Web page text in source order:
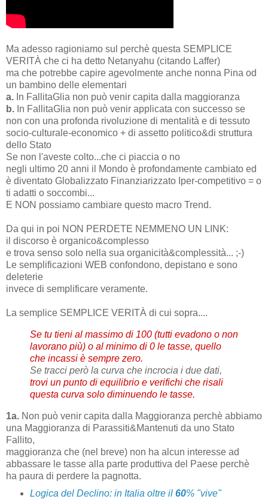
Ma adesso ragioniamo sul perchè questa SEMPLICE
VERITÀ che ci ha detto Netanyahu (citando Laffer)
ma che potrebbe capire agevolmente anche nonna Pina od
un bambino delle elementari
a. In FallitaGlia non può venir capita dalla maggioranza
b. In FallitaGlia non può venir applicata con successo se
non con una profonda rivoluzione di mentalità e di tessuto
socio-culturale-economico + di assetto politico&di struttura
dello Stato
Se non l'aveste colto...che ci piaccia o no
negli ultimo 20 anni il Mondo è profondamente cambiato ed
è diventato Globalizzato Finanziarizzato Iper-competitivo = o
ti adatti o soccombi...
E NON possiamo cambiare questo macro Trend.
Da qui in poi NON PERDETE NEMMENO UN LINK:
il discorso è organico&complesso
e trova senso solo nella sua organicità&complessità... ;-)
Le semplificazioni WEB confondono, depistano e sono
deleterie
invece di semplificare veramente.
La semplice SEMPLICE VERITÀ di cui sopra....
Se tu tieni al massimo di 100 (tutti evadono o non
lavorano più) o al minimo di 0 le tasse, quello
che incassi è sempre zero.
Se tracci però la curva che incrocia i due dati,
trovi un punto di equilibrio e verifichi che risali
questa curva solo diminuendo le tasse.
1a. Non può venir capita dalla Maggioranza perchè abbiamo
una Maggioranza di Parassiti&Mantenuti da uno Stato
Fallito,
maggioranza che (nel breve) non ha alcun interesse ad
abbassare le tasse alla parte produttiva del Paese perchè
ha paura di perdere la pagnotta.
Logica del Declino: in Italia oltre il 60% "vive"